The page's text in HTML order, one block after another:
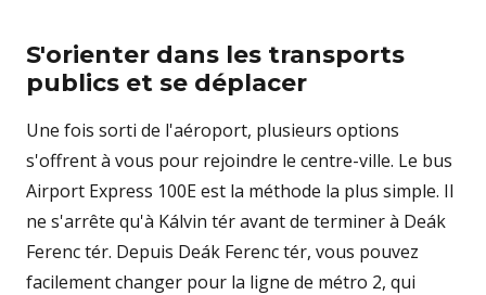
S'orienter dans les transports
publics et se déplacer
Une fois sorti de l'aéroport, plusieurs options
s'offrent à vous pour rejoindre le centre-ville. Le bus
Airport Express 100E est la méthode la plus simple. Il
ne s'arrête qu'à Kálvin tér avant de terminer à Deák
Ferenc tér. Depuis Deák Ferenc tér, vous pouvez
facilement changer pour la ligne de métro 2, qui